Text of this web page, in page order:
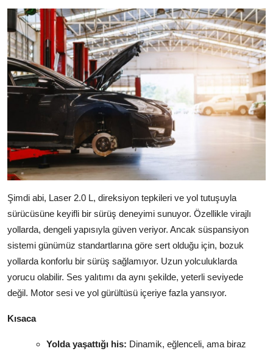
Şimdi abi, Laser 2.0 L, direksiyon tepkileri ve yol tutuşuyla
sürücüsüne keyifli bir sürüş deneyimi sunuyor. Özellikle virajlı
yollarda, dengeli yapısıyla güven veriyor. Ancak süspansiyon
sistemi günümüz standartlarına göre sert olduğu için, bozuk
yollarda konforlu bir sürüş sağlamıyor. Uzun yolculuklarda
yorucu olabilir. Ses yalıtımı da aynı şekilde, yeterli seviyede
değil. Motor sesi ve yol gürültüsü içeriye fazla yansıyor.
Kısaca
Yolda yaşattığı his: Dinamik, eğlenceli, ama biraz